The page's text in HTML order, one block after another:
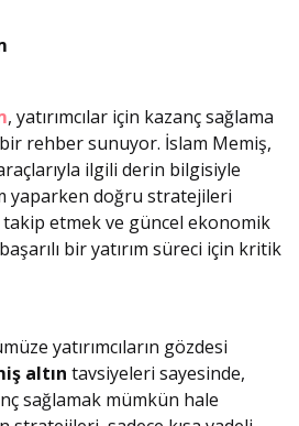
, yatırımcılar için kazanç sağlama
rehber sunuyor. İslam Memiş,
ilgili derin bilgisiyle
yaparken doğru stratejileri
takip etmek ve güncel ekonomik
bir yatırım süreci için kritik
yatırımcıların gözdesi
altın tavsiyeleri sayesinde,
sağlamak mümkün hale